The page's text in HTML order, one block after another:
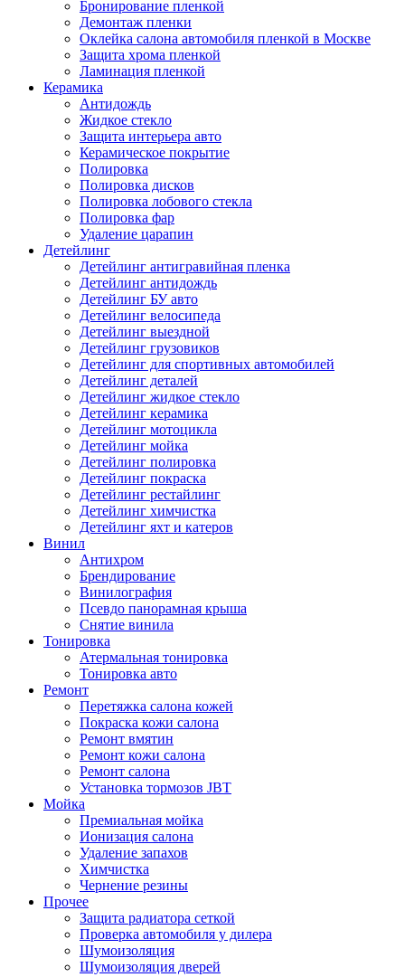
Бронирование пленкой
Демонтаж пленки
Оклейка салона автомобиля пленкой в Москве
Защита хрома пленкой
Ламинация пленкой
Керамика
Антидождь
Жидкое стекло
Защита интерьера авто
Керамическое покрытие
Полировка
Полировка дисков
Полировка лобового стекла
Полировка фар
Удаление царапин
Детейлинг
Детейлинг антигравийная пленка
Детейлинг антидождь
Детейлинг БУ авто
Детейлинг велосипеда
Детейлинг выездной
Детейлинг грузовиков
Детейлинг для спортивных автомобилей
Детейлинг деталей
Детейлинг жидкое стекло
Детейлинг керамика
Детейлинг мотоцикла
Детейлинг мойка
Детейлинг полировка
Детейлинг покраска
Детейлинг рестайлинг
Детейлинг химчистка
Детейлинг яхт и катеров
Винил
Антихром
Брендирование
Винилография
Псевдо панорамная крыша
Снятие винила
Тонировка
Атермальная тонировка
Тонировка авто
Ремонт
Перетяжка салона кожей
Покраска кожи салона
Ремонт вмятин
Ремонт кожи салона
Ремонт салона
Установка тормозов JBT
Мойка
Премиальная мойка
Ионизация салона
Удаление запахов
Химчистка
Чернение резины
Прочее
Защита радиатора сеткой
Проверка автомобиля у дилера
Шумоизоляция
Шумоизоляция дверей